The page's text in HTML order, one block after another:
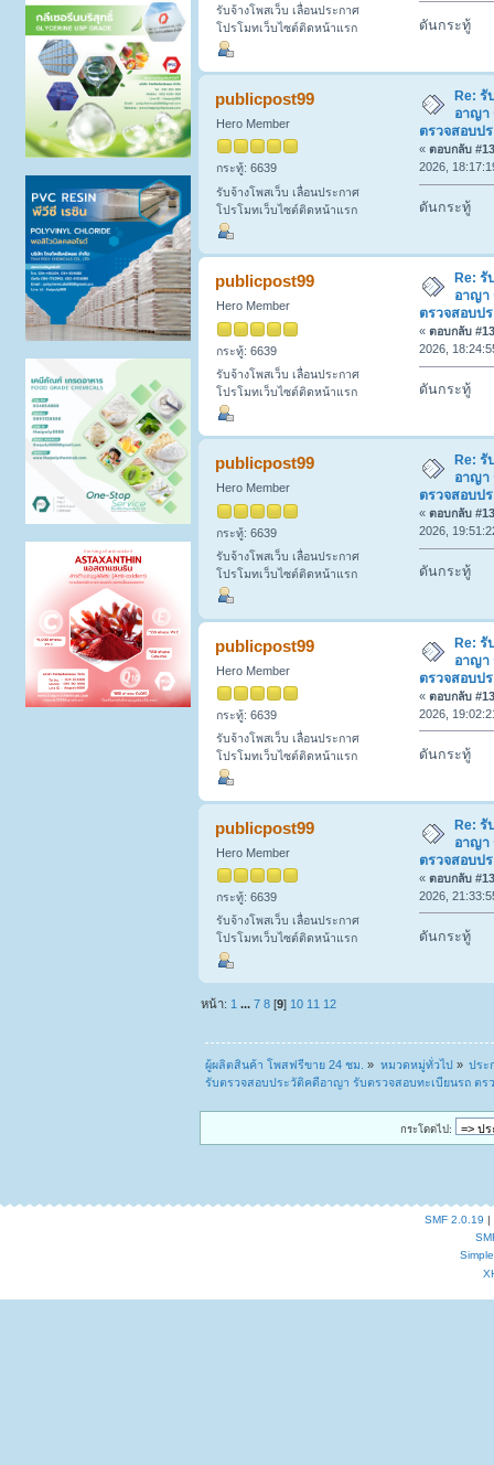
รับจ้างโพสเว็บ เลื่อนประกาศ
โปรโมทเว็บไซต์ติดหน้าแรก
ดันกระทู้
publicpost99
Hero Member
กระทู้: 6639
รับจ้างโพสเว็บ เลื่อนประกาศ
โปรโมทเว็บไซต์ติดหน้าแรก
Re: รั
อาญา
ตรวจสอบป
« ตอบกลับ
2026,
ดันกระทู้
publicpost99
Hero Member
กระทู้: 6639
รับจ้างโพสเว็บ เลื่อนประกาศ
โปรโมทเว็บไซต์ติดหน้าแรก
Re: รั
อาญา
ตรวจสอบป
« ตอบกลับ
2026,
ดันกระทู้
publicpost99
Hero Member
กระทู้: 6639
รับจ้างโพสเว็บ เลื่อนประกาศ
โปรโมทเว็บไซต์ติดหน้าแรก
Re: รั
อาญา
ตรวจสอบป
« ตอบกลับ
2026,
ดันกระทู้
publicpost99
Hero Member
กระทู้: 6639
รับจ้างโพสเว็บ เลื่อนประกาศ
โปรโมทเว็บไซต์ติดหน้าแรก
Re: รั
อาญา
ตรวจสอบป
« ตอบกลับ
2026,
ดันกระทู้
publicpost99
Hero Member
กระทู้: 6639
รับจ้างโพสเว็บ เลื่อนประกาศ
โปรโมทเว็บไซต์ติดหน้าแรก
Re: รั
อาญา
ตรวจสอบป
« ตอบกลับ
2026,
ดันกระทู้
หน้า: 1 ...7 8 [9] 10 11 12
ผู้ผลิตสินค้า โพสฟรีขาย 24 ชม. » หมวดหมู่ทั่วไป » ประ
รับตรวจสอบประวัติคดีอาญา รับตรวจสอบทะเบียนรถ ตร
กระโดดไป:
SMF 2.0.19 |